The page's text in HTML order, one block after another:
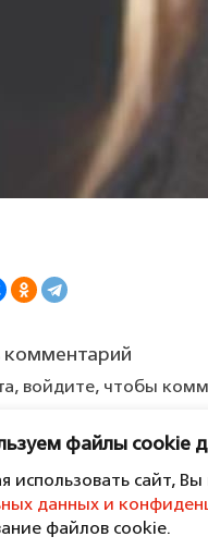
комментарий
войдите, чтобы
соглашение
файлы cookie
использовать сайт,
данных и
файлов cookie.